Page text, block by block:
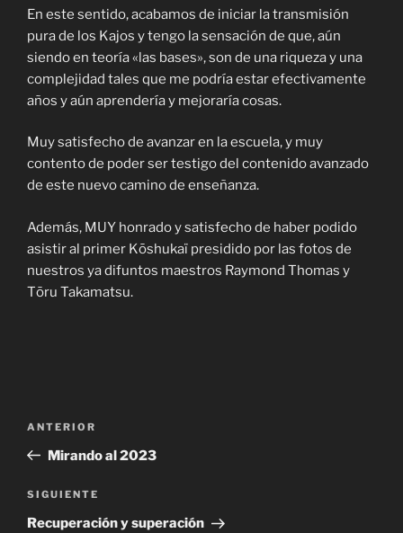
En este sentido, acabamos de iniciar la transmisión
pura de los Kajos y tengo la sensación de que, aún
siendo en teoría «las bases», son de una riqueza y una
complejidad tales que me podría estar efectivamente
años y aún aprendería y mejoraría cosas.
Muy satisfecho de avanzar en la escuela, y muy
contento de poder ser testigo del contenido avanzado
de este nuevo camino de enseñanza.
Además, MUY honrado y satisfecho de haber podido
asistir al primer Kōshukaï presidido por las fotos de
nuestros ya difuntos maestros Raymond Thomas y
Tōru Takamatsu.
entradas
Entrada
anterior:
ANTERIOR
Mirando al 2023
Siguiente
entrada
SIGUIENTE
Recuperación y superación